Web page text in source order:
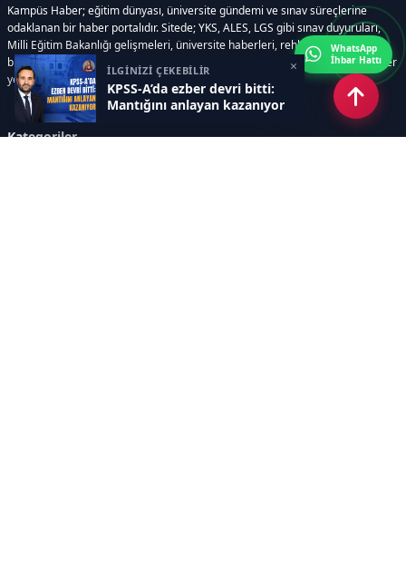
İLGİNİZİ ÇEKEBİLİR
KPSS-A’da ezber devri bitti:
Mantığını anlayan kazanıyor
×
Kampüs Haber; eğitim dünyası, üniversite gündemi ve sınav süreçlerine
odaklanan bir haber portalıdır. Sitede; YKS, ALES, LGS gibi sınav duyuruları,
Milli Eğitim Bakanlığı gelişmeleri, üniversite haberleri, rehberlik içerikleri,
bilim ve teknoloji alanındaki yenilikler ile öğrenci yaşamına dair güncel bilgiler
yer alır.
Kategoriler
WhatsApp
İhbar Hattı